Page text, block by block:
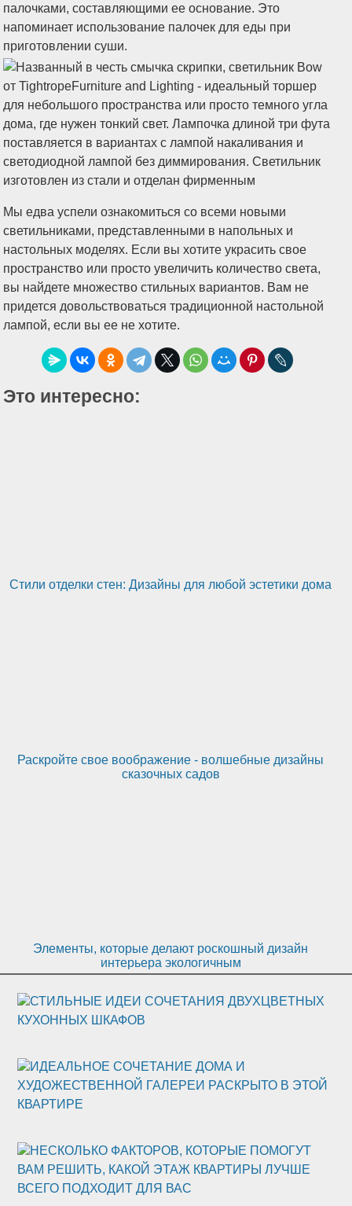
Мы едва успели ознакомиться со всеми новыми
светильниками, представленными в напольных и
настольных моделях. Если вы хотите украсить свое
пространство или просто увеличить количество света,
вы найдете множество стильных вариантов. Вам не
придется довольствоваться традиционной настольной
лампой, если вы ее не хотите.
Это интересно:
Стили отделки стен: Дизайны для любой эстетики дома
Раскройте свое воображение - волшебные дизайны
сказочных садов
Элементы, которые делают роскошный дизайн
интерьера экологичным
СТИЛЬНЫЕ ИДЕИ СОЧЕТАНИЯ ДВУХЦВЕТНЫХ
КУХОННЫХ ШКАФОВ
ИДЕАЛЬНОЕ СОЧЕТАНИЕ ДОМА И
ХУДОЖЕСТВЕННОЙ ГАЛЕРЕИ РАСКРЫТО В ЭТОЙ
КВАРТИРЕ
НЕСКОЛЬКО ФАКТОРОВ, КОТОРЫЕ ПОМОГУТ
ВАМ РЕШИТЬ, КАКОЙ ЭТАЖ КВАРТИРЫ ЛУЧШЕ
ВСЕГО ПОДХОДИТ ДЛЯ ВАС